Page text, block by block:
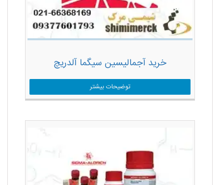
خرید آجمالیسین سیگما آلدریچ
توضیحات بیشتر